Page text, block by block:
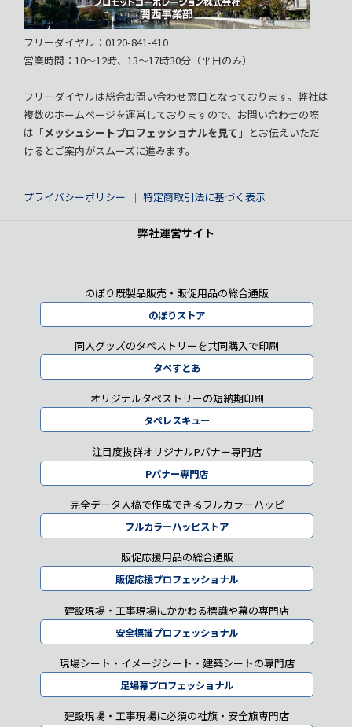
フリーダイヤル：0120-841-410
営業時間：10～12時、13～17時30分（平日のみ）
フリーダイヤルは総合お問い合わせ窓口となっております。弊社は
複数のホームページを運営しておりますので、お問い合わせの際
は「メッシュシートプロフェッショナルを見て 」とお伝えいただ
けるとご案内がスムーズに進みます。
プライバシーポリシー ｜ 特定商取引法に基づく表示
弊社運営サイト
のぼり既製品販売・販促用品の総合通販
のぼりストア
同人グッズのタペストリーを共同購入で印刷
タペすとあ
オリジナルタペストリーの短納期印刷
タペレスキュー
注目度抜群オリジナルPバナー専門店
Pバナー専門店
完全データ入稿で作成できるフルカラーハッピ
フルカラーハッピストア
販促応援用品の総合通販
販促応援プロフェッショナル
建設現場・工事現場にかかわる標識や幕の専門店
安全標識プロフェッショナル
現場シート・イメージシート・建築シートの専門店
足場幕プロフェッショナル
建設現場・工事現場に必須の社旗・安全旗専門店